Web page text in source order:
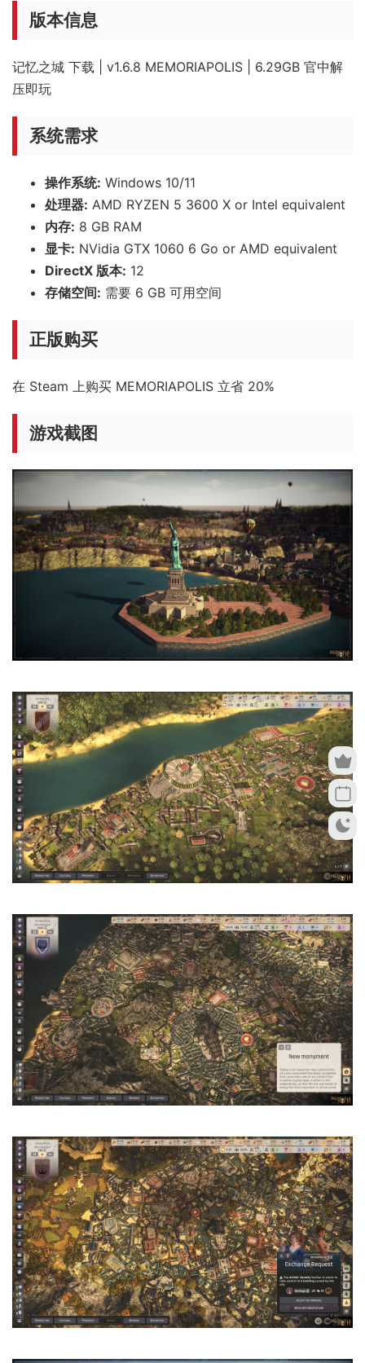
版本信息
记忆之城 下载 | v1.6.8 MEMORIAPOLIS | 6.29GB 官中解
压即玩
系统需求
操作系统: Windows 10/11
处理器: AMD RYZEN 5 3600 X or Intel equivalent
内存: 8 GB RAM
显卡: NVidia GTX 1060 6 Go or AMD equivalent
DirectX 版本: 12
存储空间: 需要 6 GB 可用空间
正版购买
在 Steam 上购买 MEMORIAPOLIS 立省 20%
游戏截图